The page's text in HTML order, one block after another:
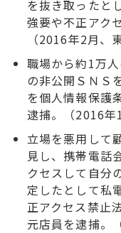
を抜き取ったと
強要や不正アク
（2016年2月、
職場から約1万
の非公開ＳＮＳ
を個人情報保護
逮捕。（2016年
立場を悪用して
見し、携帯電話
クセスして自分
定したとして私
正アクセス禁止
元店員を逮捕。